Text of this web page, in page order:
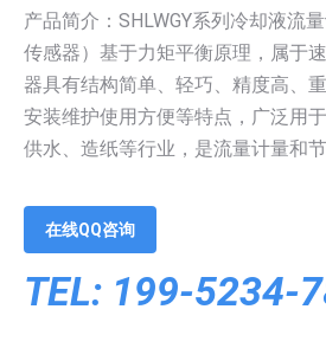
产品简介：SHLWGY系列冷却液流
传感器）基于力矩平衡原理，属于
器具有结构简单、轻巧、精度高、
安装维护使用方便等特点，广泛用
供水、造纸等行业，是流量计量和节
在线QQ咨询
TEL: 199-5234-